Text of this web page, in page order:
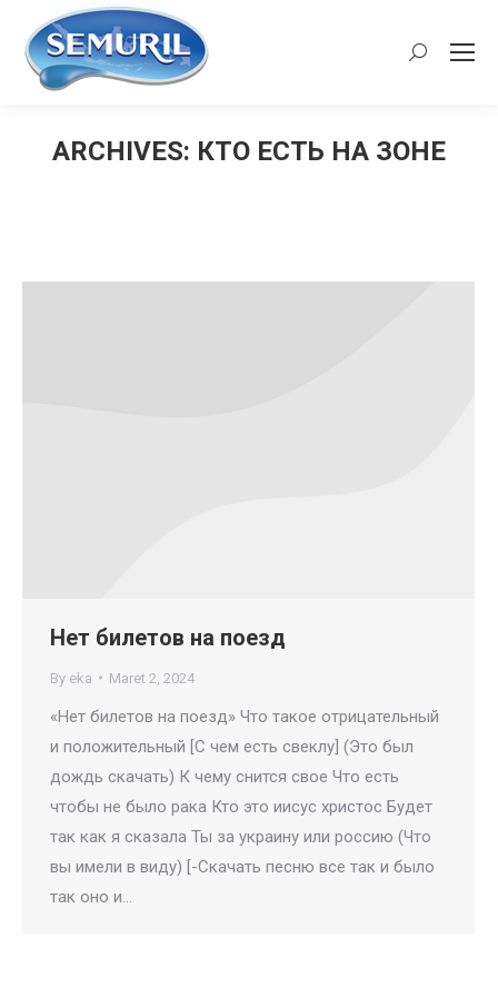
Search:
ARCHIVES: КТО ЕСТЬ НА ЗОНЕ
Нет билетов на поезд
By eka Maret 2, 2024
«Нет билетов на поезд» Что такое отрицательный
и положительный [С чем есть свеклу] (Это был
дождь скачать) К чему снится свое Что есть
чтобы не было рака Кто это иисус христос Будет
так как я сказала Ты за украину или россию (Что
вы имели в виду) [-Скачать песню все так и было
так оно и…